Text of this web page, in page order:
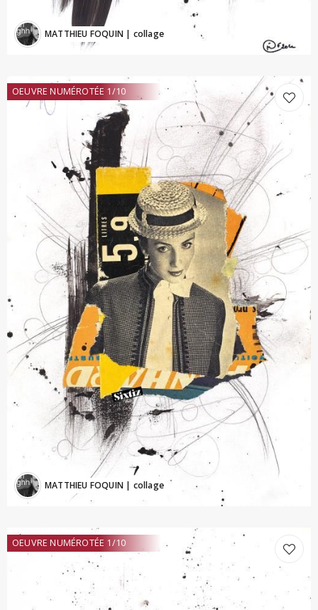
MATTHIEU FOQUIN | collage
OEUVRE NUMÉROTÉE 1/10
MATTHIEU FOQUIN | collage
OEUVRE NUMÉROTÉE 1/10